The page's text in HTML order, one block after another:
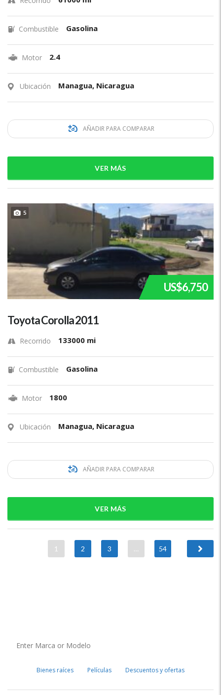
Combustible Gasolina
Motor 2.4
Ubicación Managua, Nicaragua
AÑADIR PARA COMPARAR
VER MÁS
5
US$6,750
Toyota Corolla 2011
Recorrido 133000 mi
Combustible Gasolina
Motor 1800
Ubicación Managua, Nicaragua
AÑADIR PARA COMPARAR
VER MÁS
1 2 3 … 54
Bienes raíces Películas Descuentos y ofertas